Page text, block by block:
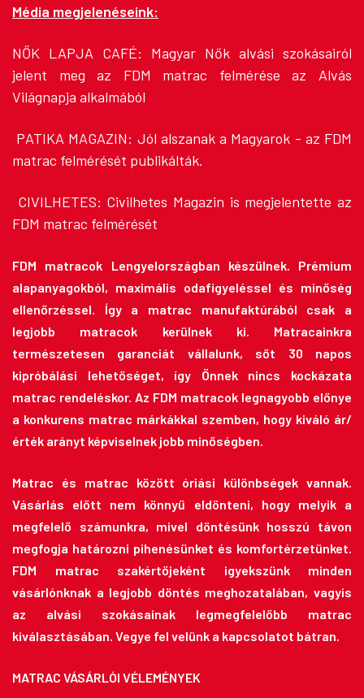
Média megjelenéseink:
NŐK LAPJA CAFÉ: Magyar Nők alvási szokásairól
jelent meg az FDM matrac felmérése az Alvás
Világnapja alkalmából
PATIKA MAGAZIN: Jól alszanak a Magyarok - az FDM
matrac felmérését publikálták.
CIVILHETES: Civilhetes Magazin is megjelentette az
FDM matrac felmérését
FDM matracok Lengyelországban készülnek. Prémium
alapanyagokból, maximális odafigyeléssel és minőség
ellenőrzéssel. Így a matrac manufaktúrából csak a
legjobb matracok kerülnek ki. Matracainkra
természetesen garanciát vállalunk, sőt 30 napos
kipróbálási lehetőséget, így Önnek nincs kockázata
matrac rendeléskor. Az FDM matracok legnagyobb előnye
a konkurens matrac márkákkal szemben, hogy kiváló ár/
érték arányt képviselnek jobb minőségben.
Matrac és matrac között óriási különbségek vannak.
Vásárlás előtt nem könnyű eldönteni, hogy melyik a
megfelelő számunkra, mivel döntésünk hosszú távon
megfogja határozni pihenésünket és komfortérzetünket.
FDM matrac szakértőjeként igyekszünk minden
vásárlónknak a legjobb döntés meghozatalában, vagyis
az alvási szokásainak legmegfelelőbb matrac
kiválasztásában. Vegye fel velünk a kapcsolatot bátran.
MATRAC VÁSÁRLÓI VÉLEMÉNYEK